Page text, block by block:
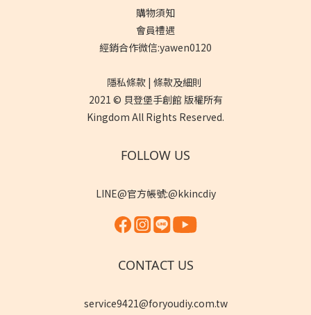
購物須知
會員禮遇
經銷合作微信:yawen0120
隱私條款 | 條款及細則
2021 © 貝登堡手創館 版權所有
Kingdom All Rights Reserved.
FOLLOW US
LINE@官方帳號:@kkincdiy
CONTACT US
service9421@foryoudiy.com.tw